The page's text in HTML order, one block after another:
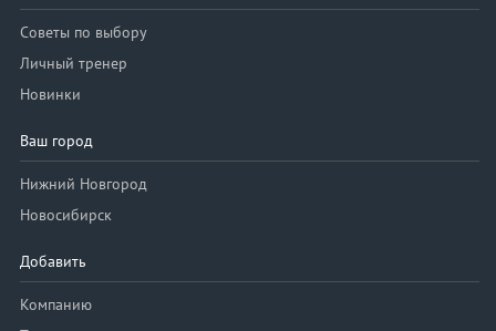
Советы по выбору
Личный тренер
Новинки
Ваш город
Нижний Новгород
Новосибирск
Добавить
Компанию